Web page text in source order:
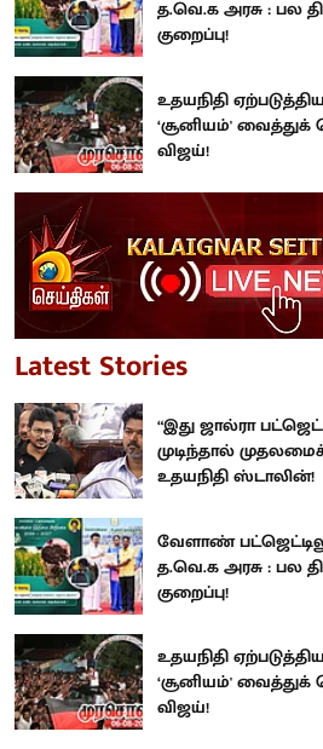
த.வெ.க அரசு : பல
குறைப்பு!
உதயநிதி
‘சூனியம்'
விஜய்!
Latest Stories
“இது ஜால்ரா
முடிந்தால்
உதயநிதி ஸ்டாலின்!
வேளாண்
த.வெ.க அரசு : பல
குறைப்பு!
உதயநிதி
‘சூனியம்'
விஜய்!